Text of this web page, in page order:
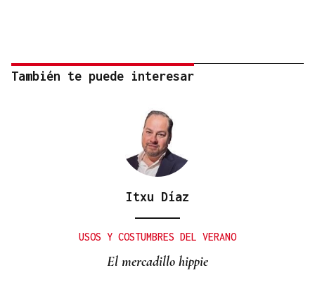
También te puede interesar
Itxu Díaz
USOS Y COSTUMBRES DEL VERANO
El mercadillo hippie